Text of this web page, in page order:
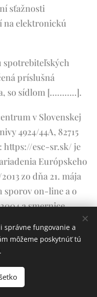
sťažnosti
na elektronickú
spotrebiteľských
príslušná
so sídlom [………..].
v Slovenskej
4924/44A, 82715
https://esc-sr.sk/ je
Európskeho
zo dňa 21. mája
sporov on-line a o
a smernice
Živnostenskú
pôsobnosti
správne fungovanie a
môžeme poskytnúť tú